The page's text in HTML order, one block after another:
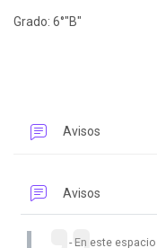
Grado: 6°"B"
Avisos
Avisos
En este